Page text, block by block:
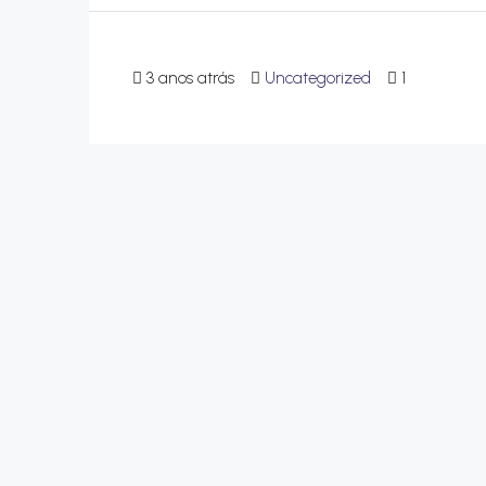
3 anos atrás Uncategorized 1